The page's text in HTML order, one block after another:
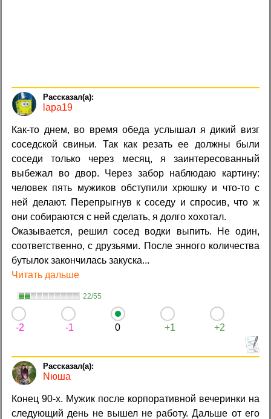
lapa19
Как-то днем, во время обеда услышал я дикий визг
соседской свиньи. Так как резать ее должны были
соседи только через месяц, я заинтересованный
выбежал во двор. Через забор наблюдаю картину:
человек пять мужиков обступили хрюшку и что-то с
ней делают. Перепрыгнув к соседу и спросив, что ж
они собираются с ней сделать, я долго хохотал.
Оказывается, решил сосед водки выпить. Не один,
соответственно, с друзьями. После энного количества
бутылок закончилась закуска...
Читать дальше
22/55
-2 -1 0 +1 +2
Nюша
Конец 90-х. Мужик после корпоративной вечеринки на
следующий день не вышел не работу. Дальше от его